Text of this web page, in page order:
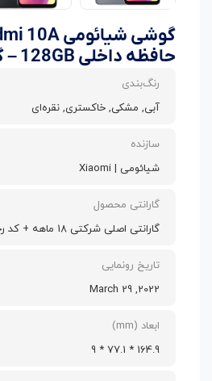
حافظه داخلی 128GB – گلوبال
رنگ‌بندی
آبی, مشکی, خاکستری, نقره‌ای
سازنده
شیائومی | Xiaomi
گارانتی محصول
گارانتی اصلی شرکتی 18 ماهه + کد رجیستری
تاریخ رونمایی
2022, March 29
ابعاد (mm)
164.9 * 77.1 * 9